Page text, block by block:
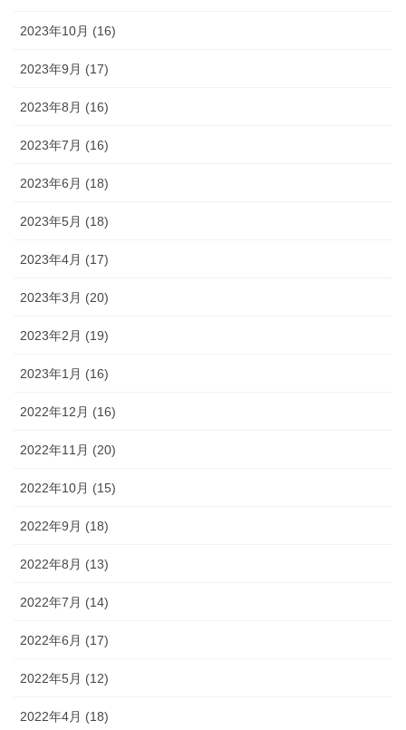
2023年10月 (16)
2023年9月 (17)
2023年8月 (16)
2023年7月 (16)
2023年6月 (18)
2023年5月 (18)
2023年4月 (17)
2023年3月 (20)
2023年2月 (19)
2023年1月 (16)
2022年12月 (16)
2022年11月 (20)
2022年10月 (15)
2022年9月 (18)
2022年8月 (13)
2022年7月 (14)
2022年6月 (17)
2022年5月 (12)
2022年4月 (18)